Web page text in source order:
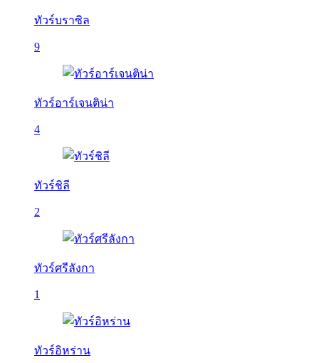
ทัวร์บราซิล
9
ทัวร์อาร์เจนติน่า
4
ทัวร์ชิลี
2
ทัวร์ศรีลังกา
1
ทัวร์อิหร่าน